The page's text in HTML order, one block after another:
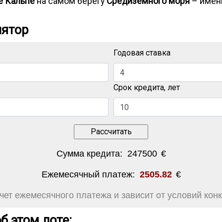
Годовая ставка
Срок кредита, лет
Сумма кредита: 247500 €
Ежемесячный платеж: 2505.82 €
ежемесячного платежа и зависит от условий